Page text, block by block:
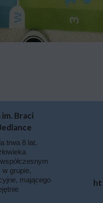
trwa 8 lat.
w grupie,
mającego
Braci